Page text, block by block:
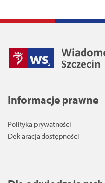
Informacje prawne
Polityka prywatności
Deklaracja dostępności